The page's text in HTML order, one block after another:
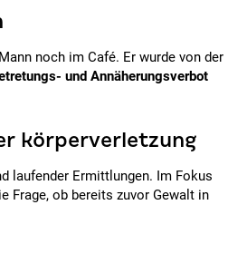
noch im Café. Er wurde von der
und Annäherungsverbot
körperverletzung
laufender Ermittlungen. Im Fokus
Frage, ob bereits zuvor Gewalt in